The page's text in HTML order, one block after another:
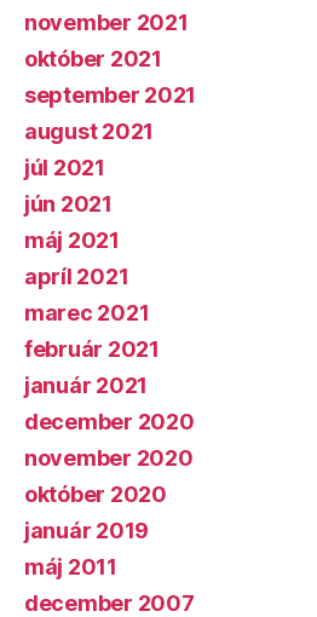
november 2021
október 2021
september 2021
august 2021
júl 2021
jún 2021
máj 2021
apríl 2021
marec 2021
február 2021
január 2021
december 2020
november 2020
október 2020
január 2019
máj 2011
december 2007